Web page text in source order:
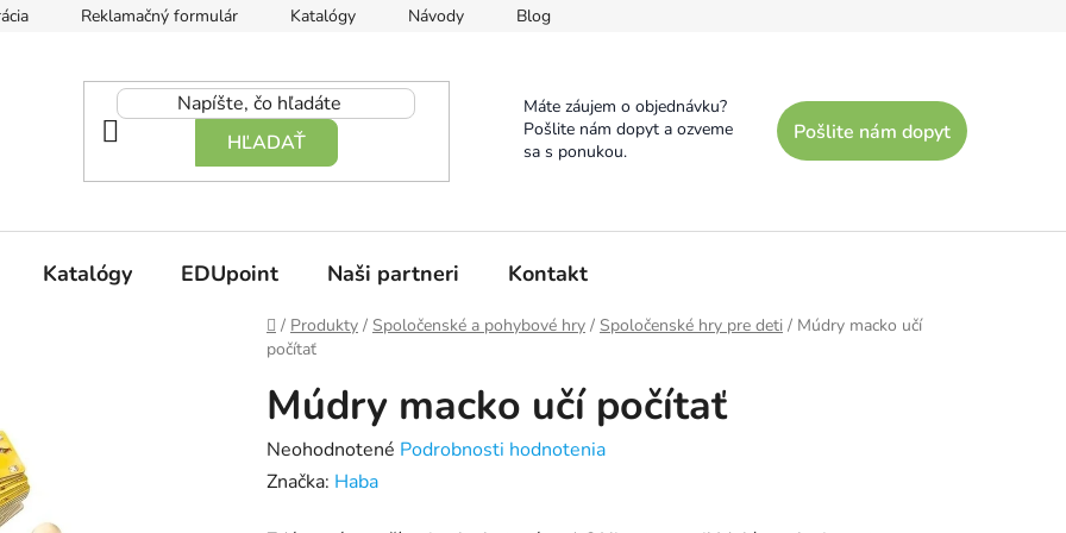
Reklamačný formulár Katalógy Návody Blog
HĽADAŤ
Máte záujem o objednávku?
Pošlite nám dopyt a ozveme
sa s ponukou.
Pošlite nám dopyt
Katalógy EDUpoint Naši partneri Kontakt
Domov
/ Produkty / Spoločenské a pohybové hry / Spoločenské hry pre deti / Múdry macko učí
počítať
Múdry macko učí počítať
Priemerné
hodnotenie
Neohodnotené Podrobnosti hodnotenia
Značka: Haba